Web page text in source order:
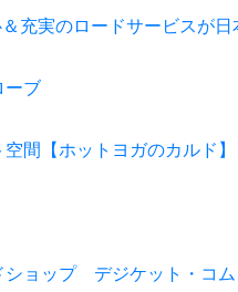
充実のロードサービスが
ーブ
間【ホットヨガのカルド】
ショップ デジケット・コム